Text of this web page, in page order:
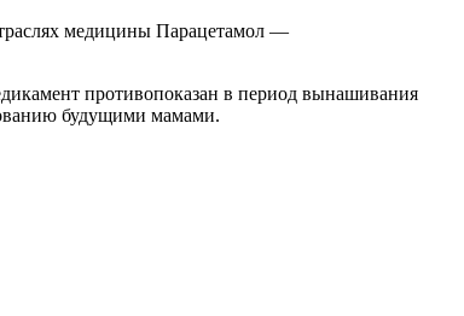
медицины Парацетамол —
противопоказан в период вынашивания
будущими мамами.